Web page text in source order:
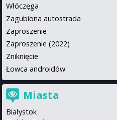
Włóczęga
Zagubiona autostrada
Zaproszenie
Zaproszenie (2022)
Zniknięcie
Łowca androidów
Miasta
Białystok